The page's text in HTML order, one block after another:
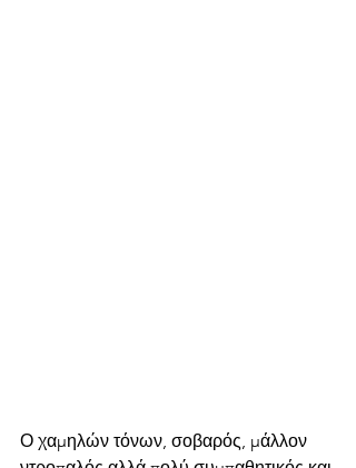
Ο χαμηλών τόνων, σοβαρός, μάλλον